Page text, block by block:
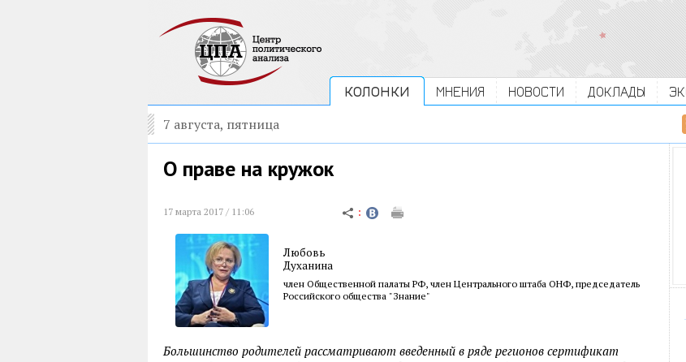
КОЛОНКИ МНЕНИЯ НОВОСТИ ДОКЛАДЫ
7 августа, пятница
О праве на кружок
17 марта 2017 / 11:06
Любовь
Духанина
член Общественной палаты РФ, член Центрального штаба ОНФ, председатель
Российского общества "Знание"
Большинство родителей рассматривают введенный в ряде регионов сертификат